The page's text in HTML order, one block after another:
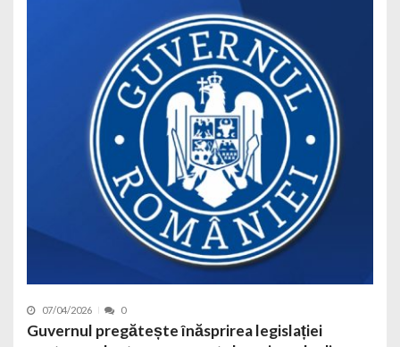
07/04/2026 0
Guvernul pregătește înăsprirea legislației